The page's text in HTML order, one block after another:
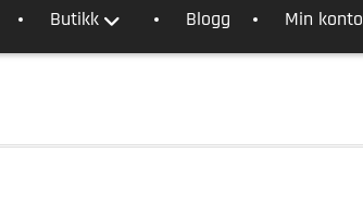
Butikk Blogg Min konto